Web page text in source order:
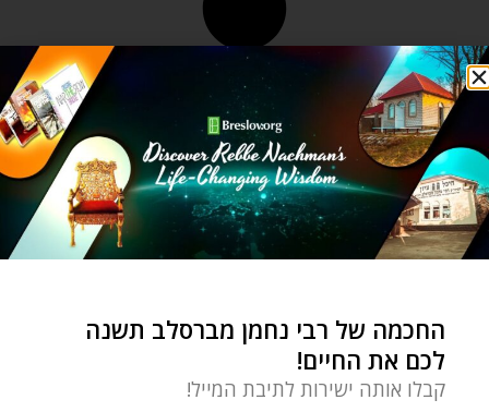
החכמה של רבי נחמן מברסלב תשנה
לכם את החיים!
קבלו אותה ישירות לתיבת המייל!